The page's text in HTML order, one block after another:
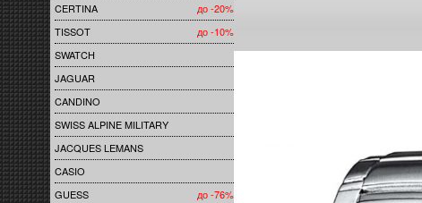
CERTINA
до -20%
TISSOT
до -10%
SWATCH
JAGUAR
CANDINO
SWISS ALPINE MILITARY
JACQUES LEMANS
CASIO
GUESS
до -76%